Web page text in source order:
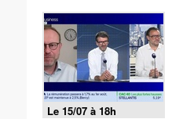
Le 15/07 à 18h